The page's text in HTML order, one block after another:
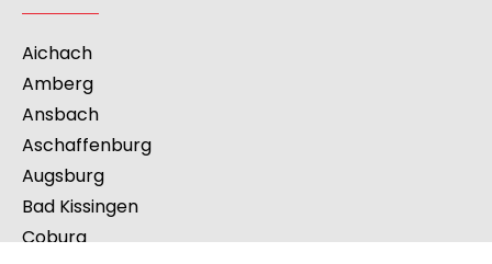
Aichach
Amberg
Ansbach
Aschaffenburg
Augsburg
Bad Kissingen
Coburg